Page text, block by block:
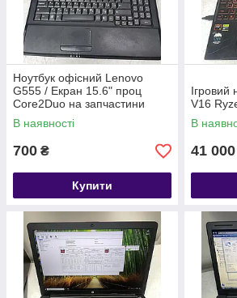
Ноутбук офісний Lenovo
G555 / Екран 15.6" проц
Core2Duo на запчастини
В наявності
700 ₴
Купити
Ігровий
V16
В
41 000